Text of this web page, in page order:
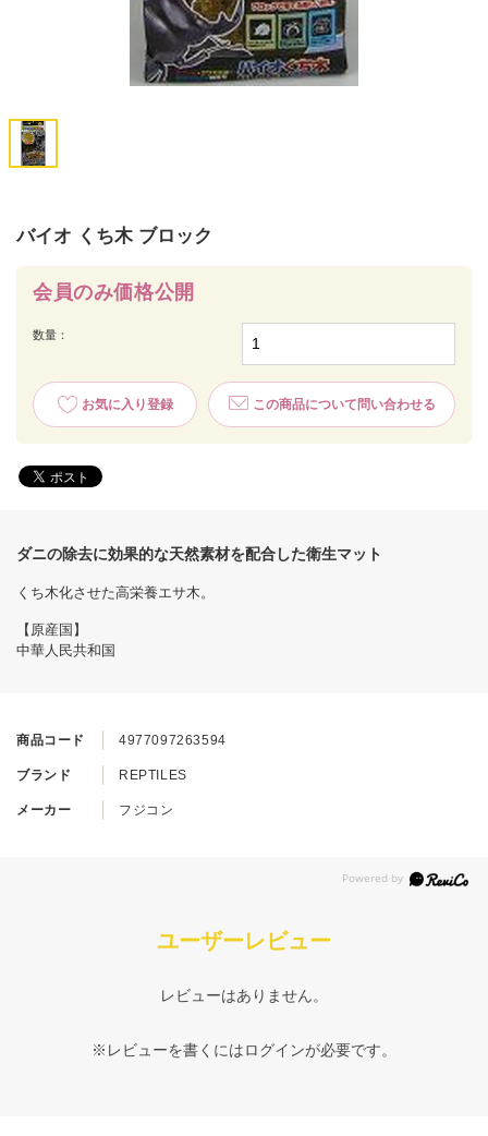
バイオ くち木 ブロック
会員のみ価格公開
数量：
お気に入り登録 この商品について問い合わせる
商品コード 4977097263594
ブランド REPTILES
メーカー フジコン
ダニの除去に効果的な天然素材を配合した衛生マット
くち木化させた高栄養エサ木。
【原産国】
中華人民共和国
ユーザーレビュー
レビューはありません。
※レビューを書くにはログインが必要です。